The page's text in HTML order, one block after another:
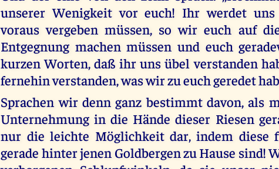
unserer Wenigkeit vor euch! Ihr werdet
voraus vergeben müssen, so wir euch auf
Entgegnung machen müssen und euch
kurzen Worten, daß ihr uns übel verstanden
fernehin verstanden, was wir zu euch geredet
Sprachen wir denn ganz bestimmt davon, als
Unternehmung in die Hände dieser Riesen
nur die leichte Möglichkeit dar, indem diese
gerade hinter jenen Goldbergen zu Hause sind!